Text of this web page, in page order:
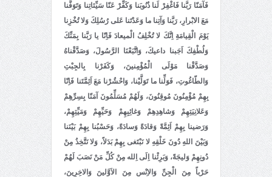
فَآمَنّا رَبَّنا فَاغْفِرْ لَنا ذُنُوبَنا وَكَفِّرْ عَنّا سَيِّئاتِنا وَتَوَفَّنا
مَعَ الابْرارِ، رَبَّنا وَآتِنا ما وَعَدْتَنا عَلى رُسُلِكَ وَلا تُخْزِنا
يَوْمَ الْقِيامَةِ اِنَّكَ لا تُخْلِفُ الْميعادَ فَاِنّا يا رَبَّنا بِمَنِّكَ
وَلُطْفِكَ اَجَبنا داعيكَ، وَاتَّبَعْنَا الرَّسُولَ، وَصَدَّقْناهُ
وَصَدَّقْنا مَوْلَى الْمُؤْمِنينَ، وَكَفَرْنا بِالجِبْتِ
وَالطّاغُوتِ، فَوَلِّنا ما تَوَلَّيْنا، وَاحْشُرْنا مَعَ اَئِمَّتَنا فَاِنّا
بِهِمْ مُؤْمِنُونَ مُوقِنُونَ، وَلَهُمْ مُسَلِّمُونَ آمَنّا بِسِرِّهِمْ
وَعَلانِيَتِهِمْ وَشاهِدِهِمْ وَغائِبِهِمْ وَحَيِّهِمْ وَمَيِّتِهِمْ،
وَرَضينا بِهِمْ اَئِمَّةً وَقادَةً وَسادَةً، وَحَسْبُنا بِهِمْ بَيْنَنا
وَبَيْنَ اللهِ دُونَ خَلْقِهِ لا نَبْتَغى بِهِمْ بَدَلاً، وَلا نَتَّخِذُ مِنْ
دُونِهِمْ وَليجَةً، وَبَرِئْنا اِلَى اِلله مِنْ كُلِّ مَنْ نَصَبَ لَهُمْ
حَرْباً مِنَ الْجِنِّ وَالاِنْسِ مِنَ الاَوَّلينَ وَالاخِرِينَ،